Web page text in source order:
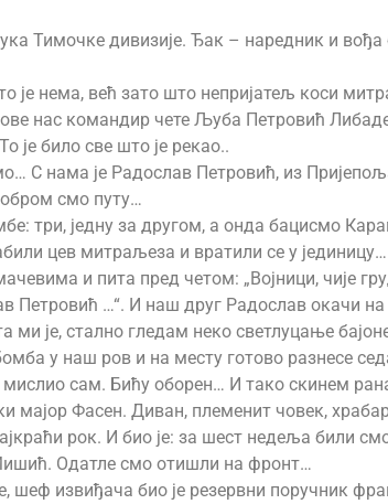
Тимочке дивизије. Ђак – наредник и
нема, већ зато што непријатељ коси
нас командир чете Љуба Петровић
је било све што је рекао..
С нама је Радослав Петровић, из
смо путу…
три, једну за другом, а онда бацисмо
цев митраљеза и вратили се у јединицу…
и пита пред четом: „Војници, чије
Петровић …“. И наш друг Радослав окачи
је, стално гледам неко светлуцање
у наш ров и на месту готово разнесе
сам. Бићу оборен… И тако скинем
Фасен. Диван, племенит човек,
рок. И био је: за шест недеља били
Одатле смо отишли на фронт…
шеф извиђача био је резервни поручник